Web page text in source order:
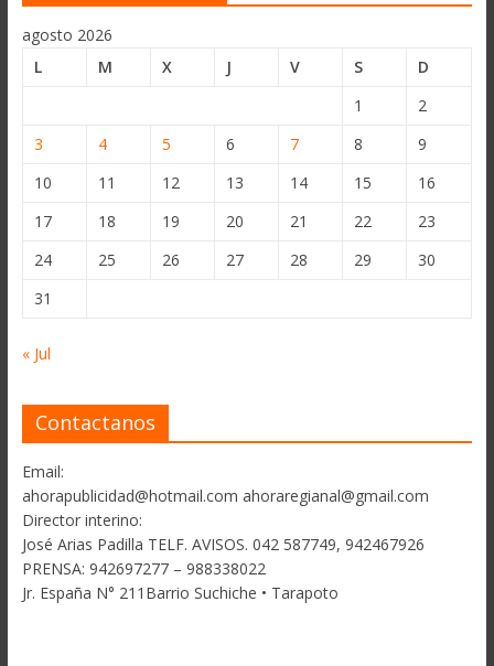
agosto 2026
L
M X J V S
D
1
2
3
4 5 6 7 8
9
10
11 12 13 14 15
16
17
18 19 20 21 22
23
24
25 26 27 28 29
30
31
« Jul
Contactanos
Email:
ahorapublicidad@hotmail.com ahoraregianal@gmail.com
Director interino:
José Arias Padilla TELF. AVISOS. 042 587749, 942467926
PRENSA: 942697277 – 988338022
Jr. España N° 211Barrio Suchiche • Tarapoto